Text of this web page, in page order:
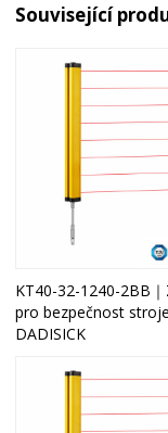
Související
KT40-32-1240-2BB
pro bezpečnost stroje
DADISICK